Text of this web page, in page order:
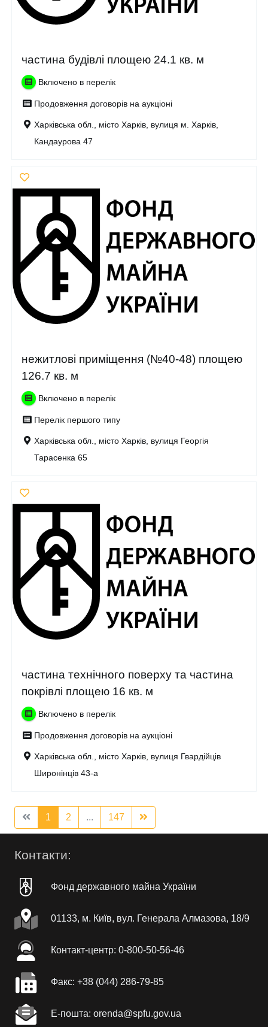
частина будівлі площею 24.1 кв. м
Включено в перелік
Продовження договорів на аукціоні
Харківська обл., місто Харків, вулиця м. Харків,
Кандаурова 47
нежитлові приміщення (№40-48) площею
126.7 кв. м
Включено в перелік
Перелік першого типу
Харківська обл., місто Харків, вулиця Георгія
Тарасенка 65
частина технічного поверху та частина
покрівлі площею 16 кв. м
Включено в перелік
Продовження договорів на аукціоні
Харківська обл., місто Харків, вулиця Гвардійців
Широнінців 43-а
1 2 ... 147
Контакти:
Фонд державного майна України
01133, м. Київ, вул. Генерала Алмазова, 18/9
Контакт-центр: 0-800-50-56-46
Факc: +38 (044) 286-79-85
Е-пошта: orenda@spfu.gov.ua